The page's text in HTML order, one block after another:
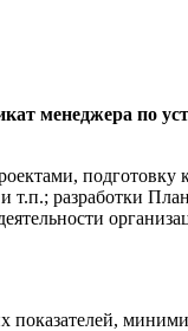
менеджера по
подготовку
разработки